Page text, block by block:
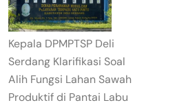
Kepala DPMPTSP Deli
Serdang Klarifikasi Soal
Alih Fungsi Lahan Sawah
Produktif di Pantai Labu